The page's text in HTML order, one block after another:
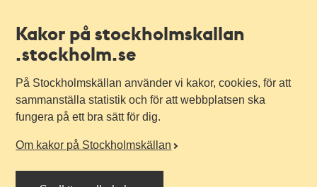
Kakor på stockholmskallan
.stockholm.se
På Stockholmskällan använder vi kakor, cookies, för att
sammanställa statistik och för att webbplatsen ska
fungera på ett bra sätt för dig.
Om kakor på Stockholmskällan